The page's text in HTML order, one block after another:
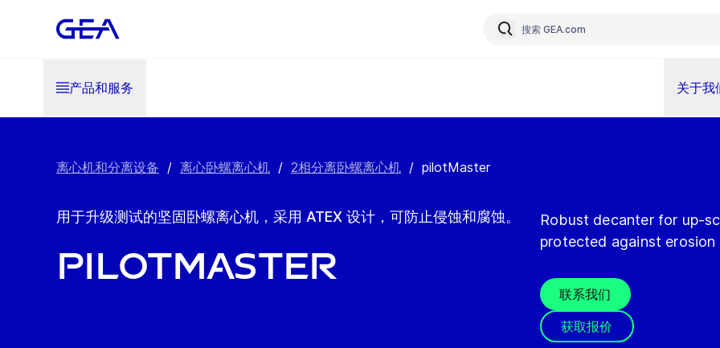
产品和服务 关于我
离心机和分离设备 / 离心卧螺离心机 / 2相分离卧螺离心机 / pilotMaster
用于升级测试的坚固卧螺离心机，采用 ATEX 设计，可防止侵蚀和腐蚀。
pilotMaster
Robust decanter for up-
protected against erosion
联系我们
获取报价